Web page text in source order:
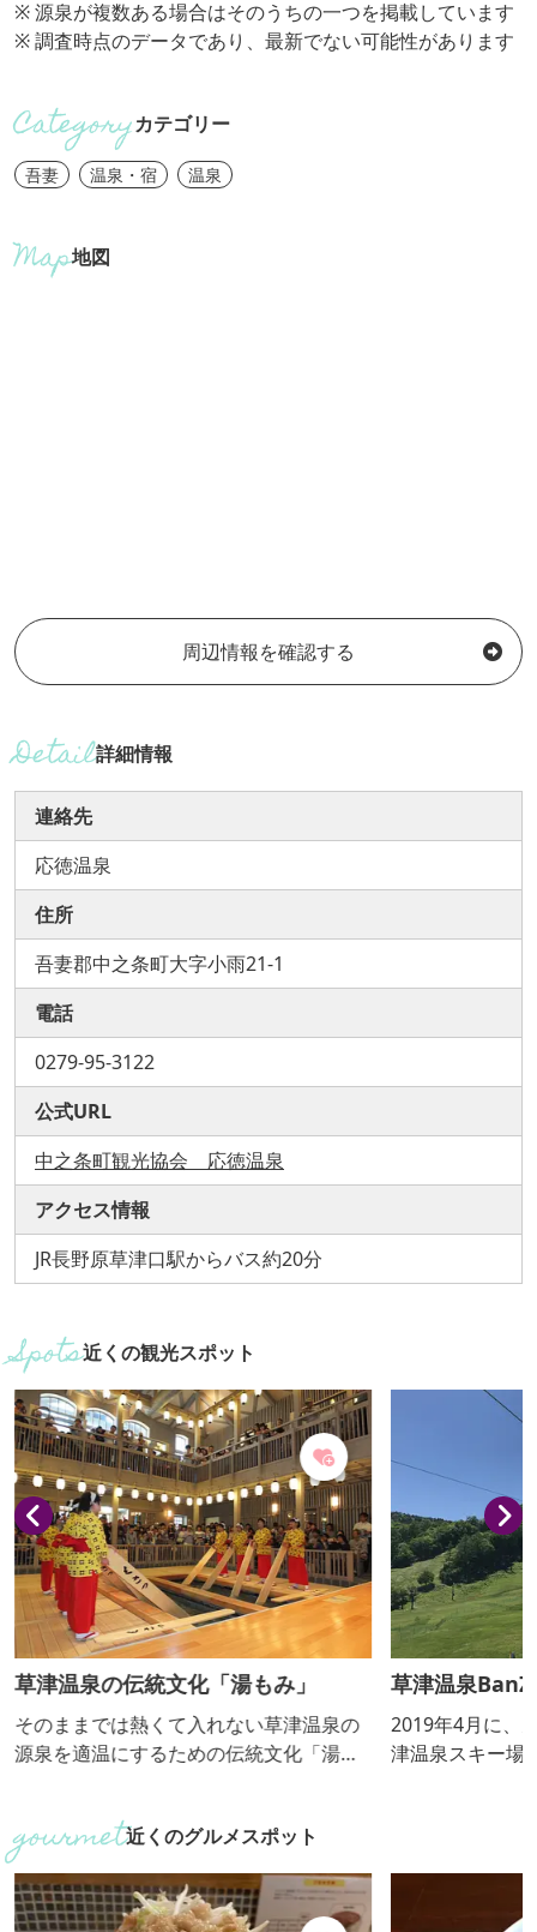
※ 源泉が複数ある場合はそのうちの一つを掲載しています
※ 調査時点のデータであり、最新でない可能性があります
カテゴリー
吾妻 温泉・宿 温泉
地図
周辺情報を確認する
詳細情報
連絡先
応徳温泉
住所
吾妻郡中之条町大字小雨21-1
電話
0279-95-3122
公式URL
中之条町観光協会 応徳温泉
アクセス情報
JR長野原草津口駅からバス約20分
近くの観光スポット
草津温泉の伝統文化「湯もみ」
そのままでは熱くて入れない草津温泉の
源泉を適温にするための伝統文化「湯も
ています。
草津温泉
2019年4月に、
津温泉スキー場
滑空します。
近くのグルメスポット